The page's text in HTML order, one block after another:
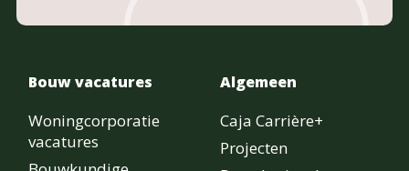
Bouw vacatures
Woningcorporatie
vacatures
Algemeen
Caja Carrière+
Projecten